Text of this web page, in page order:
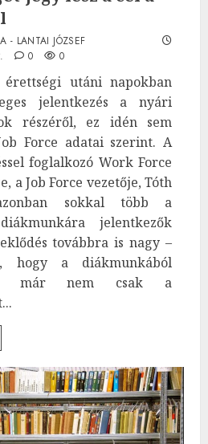
- LANTAI JÓZSEF
0 0
érettségi utáni napokban
jelentkezés a nyári
részéről, ez idén sem
Force adatai szerint. A
foglalkozó Work Force
a Job Force vezetője, Tóth
sokkal több a
jelentkezők
továbbra is nagy –
hogy a diákmunkából
már nem csak a